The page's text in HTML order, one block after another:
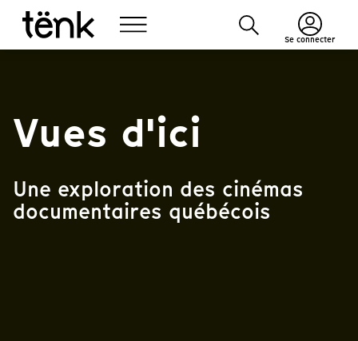
Se connecter
Vues d'ici
Une exploration des cinémas
documentaires québécois